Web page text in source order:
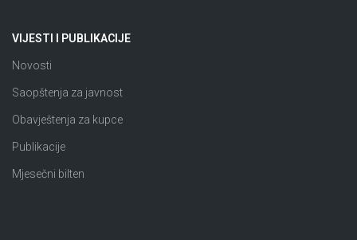
VIJESTI I PUBLIKACIJE
Novosti
Saopštenja za javnost
Obavještenja za kupce
Publikacije
Mjesečni bilten